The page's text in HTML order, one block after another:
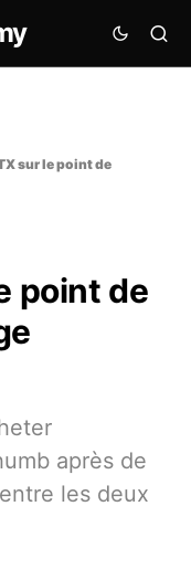
sur le point de
point de
après de
les deux